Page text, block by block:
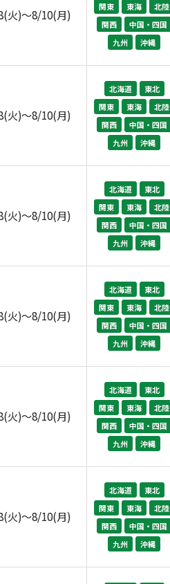
火)～8/10(月)
関東
東海
北陸
関西
中国・四国
九州
沖縄
火)～8/10(月)
北海道
東北
関東
東海
北陸
関西
中国・四国
九州
沖縄
火)～8/10(月)
北海道
東北
関東
東海
北陸
関西
中国・四国
九州
沖縄
火)～8/10(月)
北海道
東北
関東
東海
北陸
関西
中国・四国
九州
沖縄
火)～8/10(月)
北海道
東北
関東
東海
北陸
関西
中国・四国
九州
沖縄
火)～8/10(月)
北海道
東北
関東
東海
北陸
関西
中国・四国
九州
沖縄